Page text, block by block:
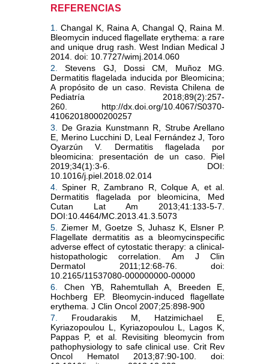
REFERENCIAS
1.
Changal K, Raina A, Changal Q, Raina M.
Bleomycin induced flagellate erythema: a rare
and unique drug rash. West Indian Medical J
2014. doi: 10.7727/wimj.2014.060
2.
Stevens GJ, Dossi CM, Muñoz MG.
Dermatitis flagelada inducida por Bleomicina;
A propósito de un caso. Revista Chilena de
Pediatría 2018;89(2):257-
260. http://dx.doi.org/10.4067/S0370-
41062018000200257
3.
De Grazia Kunstmann R, Strube Arellano
E, Merino Lucchini D, Leal Fernández J, Toro
Oyarzún V. Dermatitis flagelada por
bleomicina: presentación de un caso. Piel
2019;34(1):3-6. DOI:
10.1016/j.piel.2018.02.014
4.
Spiner R, Zambrano R, Colque A, et al.
Dermatitis flagelada por bleomicina, Med
Cutan Lat Am 2013;41:133-5-7.
DOI:10.4464/MC.2013.41.3.5073
5.
Ziemer M, Goetze S, Juhasz K, Elsner P.
Flagellate dermatitis as a bleomycinspecific
adverse effect of cytostatic therapy: a clinical-
histopathologic correlation. Am J Clin
Dermatol 2011;12:68-76. doi:
10.2165/11537080-000000000-00000
6.
Chen YB, Rahemtullah A, Breeden E,
Hochberg EP. Bleomycin-induced flagellate
erythema. J Clin Oncol 2007;25:898-900
7.
Froudarakis M, Hatzimichael E,
Kyriazopoulou L, Kyriazopoulou L, Lagos K,
Pappas P, et al. Revisiting bleomycin from
pathophysiology to safe clinical use. Crit Rev
Oncol Hematol 2013;87:90-100. doi: